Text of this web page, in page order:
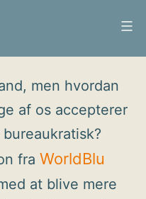
men hvordan
af os accepterer
fra WorldBlu
at blive mere